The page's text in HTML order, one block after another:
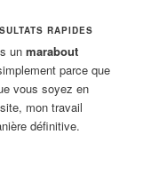
RAPIDES
unmarabout
parce que
vous soyez en
mon travail
définitive.